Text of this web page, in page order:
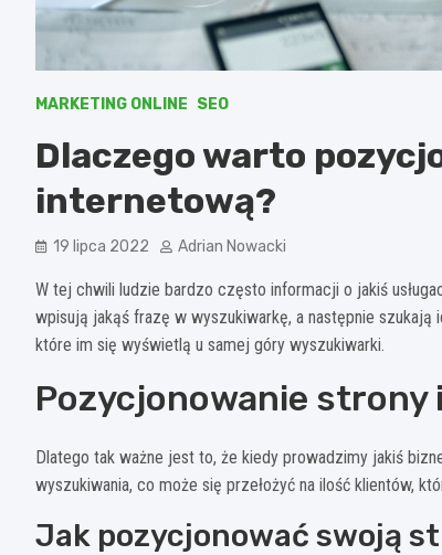
MARKETING ONLINE SEO
Dlaczego warto
internetową?
19 lipca 2022 Adrian Nowacki
W tej chwili ludzie bardzo często informacji o jakiś
wpisują jakąś frazę w wyszukiwarkę, a następnie
które im się wyświetlą u samej góry wyszukiwarki.
Pozycjonowanie
Dlatego tak ważne jest to, że kiedy prowadzimy jakiś
wyszukiwania, co może się przełożyć na ilość klientów,
Jak pozycjonować swoją